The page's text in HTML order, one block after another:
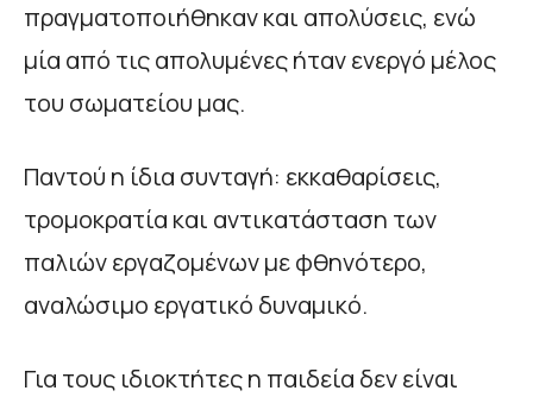
πραγματοποιήθηκαν και απολύσεις, ενώ
μία από τις απολυμένες ήταν ενεργό μέλος
του σωματείου μας.
Παντού η ίδια συνταγή: εκκαθαρίσεις,
τρομοκρατία και αντικατάσταση των
παλιών εργαζομένων με φθηνότερο,
αναλώσιμο εργατικό δυναμικό.
Για τους ιδιοκτήτες η παιδεία δεν είναι